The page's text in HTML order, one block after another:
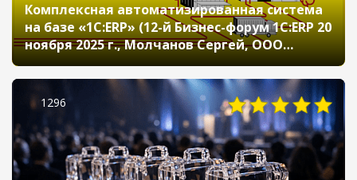
Комплексная автоматизированная система
на базе «1С:ERP» (12-й Бизнес-форум 1С:ERP 20
ноября 2025 г., Молчанов Сергей, ООО
«ЛУКОЙЛ-Технологии»)
1296